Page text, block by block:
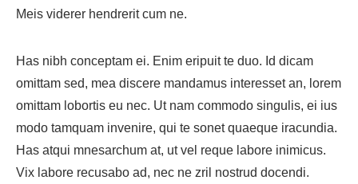
Meis viderer hendrerit cum ne.
Has nibh conceptam ei. Enim eripuit te duo. Id dicam
omittam sed, mea discere mandamus interesset an, lorem
omittam lobortis eu nec. Ut nam commodo singulis, ei ius
modo tamquam invenire, qui te sonet quaeque iracundia.
Has atqui mnesarchum at, ut vel reque labore inimicus.
Vix labore recusabo ad, nec ne zril nostrud docendi.